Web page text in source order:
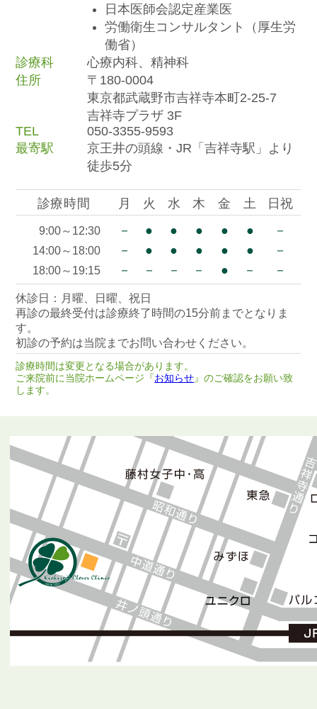
日本医師会認定産業医
労働衛生コンサルタント（厚生労
働省）
診療科
心療内科、精神科
住所
〒180-0004
東京都武蔵野市吉祥寺本町2-25-7
吉祥寺プラザ 3F
TEL
050-3355-9593
最寄駅
京王井の頭線・JR「吉祥寺駅」より
徒歩5分
休診日：月曜、日曜、祝日
再診の最終受付は診療終了時間の15分前までとなりま
す。
初診の予約は当院までお問い合わせください。
診療時間 月 火 水 木 金 土 日祝
9:00～12:30 － ● ● ● ● ● －
14:00～18:00 － ● ● ● ● ● －
18:00～19:15 － － － － ● － －
診療時間は変更となる場合があります。
ご来院前に当院ホームページ『お知らせ 』のご確認をお願い致
します。